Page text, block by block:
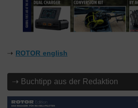
⇢ ROTOR english
⇢ Buchtipp aus der Redaktion